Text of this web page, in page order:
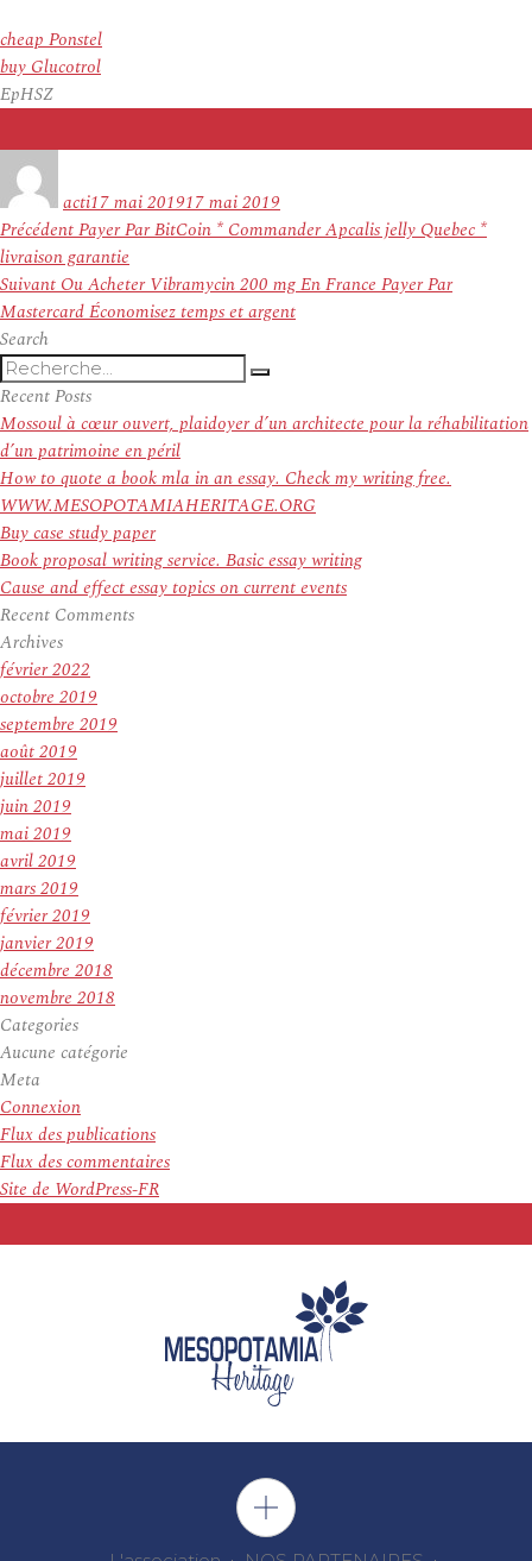
cheap Ponstel
buy Glucotrol
EpHSZ
actile
17 mai 201917 mai 2019
Navigation
de
l’article
PrécédentArticle
précédent :
Payer Par BitCoin * Commander Apcalis jelly Quebec *
livraison garantie
Suivant Article
suivant :
Ou Acheter Vibramycin 200 mg En France Payer Par
Mastercard Économisez temps et argent
Search
Recherche
pour
:
Recherche
Recent Posts
Mossoul à cœur ouvert, plaidoyer d’un architecte pour la réhabilitation
d’un patrimoine en péril
How to quote a book mla in an essay. Check my writing free.
WWW.MESOPOTAMIAHERITAGE.ORG
Buy case study paper
Book proposal writing service. Basic essay writing
Cause and effect essay topics on current events
Recent Comments
Archives
février 2022
octobre 2019
septembre 2019
août 2019
juillet 2019
juin 2019
mai 2019
avril 2019
mars 2019
février 2019
janvier 2019
décembre 2018
novembre 2018
Categories
Aucune catégorie
Meta
Connexion
Flux des publications
Flux des commentaires
Site de WordPress-FR